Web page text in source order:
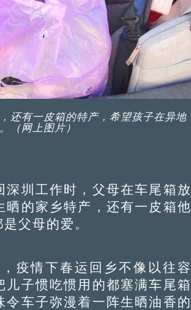
还有一皮箱的特产，希望孩子在异地
（网上图片）
圳工作时，父母在车尾箱放
的家乡特产，还有一皮箱他
父母的爱。
情下春运回乡不像以往容
子惯吃惯用的都塞满车尾箱
车子弥漫着一阵生晒油香的